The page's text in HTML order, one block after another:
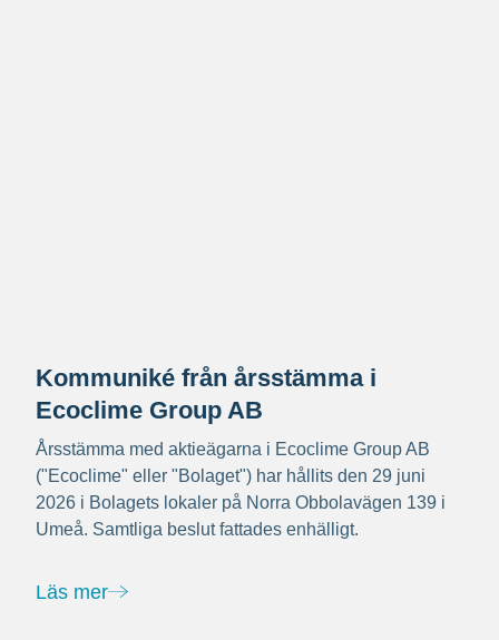
Kommuniké från årsstämma i
Ecoclime Group AB
Årsstämma med aktieägarna i Ecoclime Group AB
("Ecoclime" eller "Bolaget") har hållits den 29 juni
2026 i Bolagets lokaler på Norra Obbolavägen 139 i
Umeå. Samtliga beslut fattades enhälligt.
Läs mer